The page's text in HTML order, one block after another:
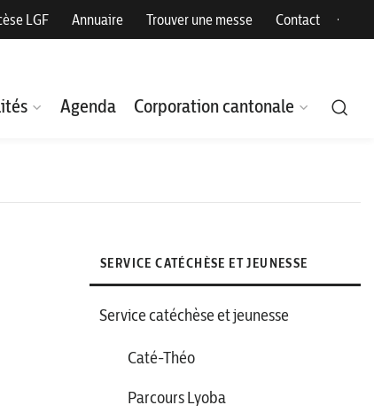
LGF Annuaire Trouver une messe Contact
Agenda Corporation cantonale
SERVICE CATÉCHÈSE ET JEUNESSE
Service catéchèse et jeunesse
Caté-Théo
Parcours Lyoba